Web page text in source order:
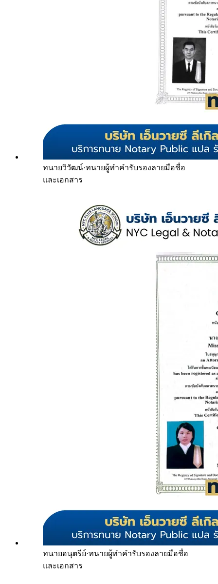
ทนายวิวัฒน์·ทนายผู้ทำคำรับรองลายมือชื่อ
และเอกสาร
ทนายอนุตรีย์·ทนายผู้ทำคำรับรองลายมือชื่อ
และเอกสาร